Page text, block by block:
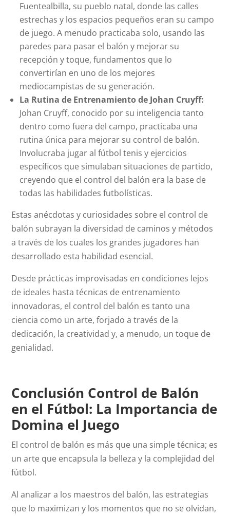
Fuentealbilla, su pueblo natal, donde las calles
estrechas y los espacios pequeños eran su campo
de juego. A menudo practicaba solo, usando las
paredes para pasar el balón y mejorar su
recepción y toque, fundamentos que lo
convertirían en uno de los mejores
mediocampistas de su generación.
La Rutina de Entrenamiento de Johan Cruyff:
Johan Cruyff, conocido por su inteligencia tanto
dentro como fuera del campo, practicaba una
rutina única para mejorar su control de balón.
Involucraba jugar al fútbol tenis y ejercicios
específicos que simulaban situaciones de partido,
creyendo que el control del balón era la base de
todas las habilidades futbolísticas.
Estas anécdotas y curiosidades sobre el control de
balón subrayan la diversidad de caminos y métodos
a través de los cuales los grandes jugadores han
desarrollado esta habilidad esencial.
Desde prácticas improvisadas en condiciones lejos
de ideales hasta técnicas de entrenamiento
innovadoras, el control del balón es tanto una
ciencia como un arte, forjado a través de la
dedicación, la creatividad y, a menudo, un toque de
genialidad.
Conclusión Control de Balón
en el Fútbol: La Importancia de
Domina el Juego
El control de balón es más que una simple técnica; es
un arte que encapsula la belleza y la complejidad del
fútbol.
Al analizar a los maestros del balón, las estrategias
que lo maximizan y los momentos que no se olvidan,